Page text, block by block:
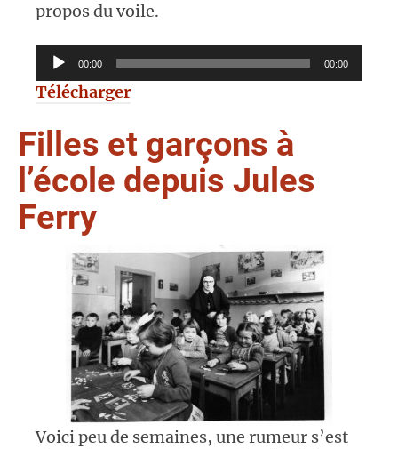
propos du voile.
Lecteur
audio
00:00 00:00
Télécharger
Filles et garçons à
l’école depuis Jules
Ferry
Voici peu de semaines, une rumeur s’est